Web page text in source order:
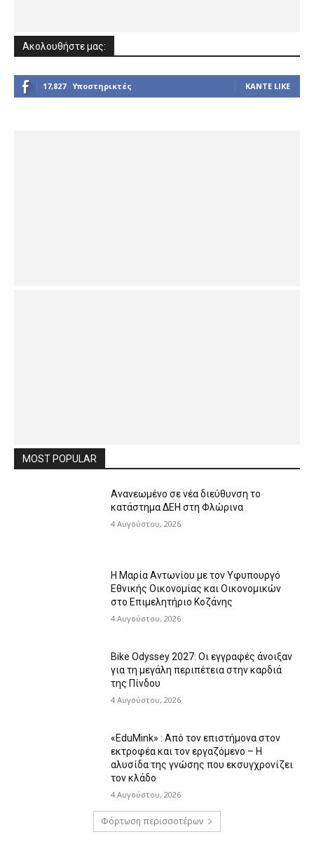
Ακολουθήστε μας:
17,827 Υποστηρικτές ΚΆΝΤΕ LIKE
MOST POPULAR
Ανανεωμένο σε νέα διεύθυνση το
κατάστημα ΔΕΗ στη Φλώρινα
4 Αυγούστου, 2026
Η Μαρία Αντωνίου με τον Υφυπουργό
Εθνικής Οικονομίας και Οικονομικών
στο Επιμελητήριο Κοζάνης
4 Αυγούστου, 2026
Bike Odyssey 2027: Οι εγγραφές άνοιξαν
για τη μεγάλη περιπέτεια στην καρδιά
της Πίνδου
4 Αυγούστου, 2026
«EduMink» : Από τον επιστήμονα στον
εκτροφέα και τον εργαζόμενο – Η
αλυσίδα της γνώσης που εκσυγχρονίζει
τον κλάδο
4 Αυγούστου, 2026
Φόρτωση περισσοτέρων